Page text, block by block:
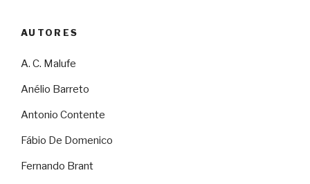
AUTORES
A. C. Malufe
Anélio Barreto
Antonio Contente
Fábio De Domenico
Fernando Brant